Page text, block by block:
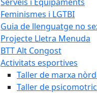
Feminismes i LGTBI
Guia de llenguatge no
Projecte Lletra Menuda
BTT Alt Congost
Activitats esportives
Taller de marxa
Taller de